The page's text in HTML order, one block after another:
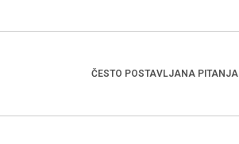
ČESTO POSTAVLJANA PITANJA